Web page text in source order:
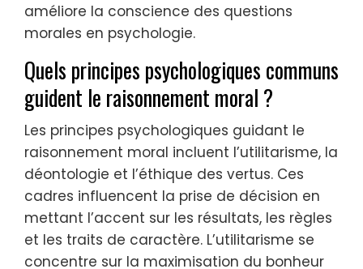
améliore la conscience des questions
morales en psychologie.
Quels principes psychologiques communs
guident le raisonnement moral ?
Les principes psychologiques guidant le
raisonnement moral incluent l’utilitarisme, la
déontologie et l’éthique des vertus. Ces
cadres influencent la prise de décision en
mettant l’accent sur les résultats, les règles
et les traits de caractère. L’utilitarisme se
concentre sur la maximisation du bonheur